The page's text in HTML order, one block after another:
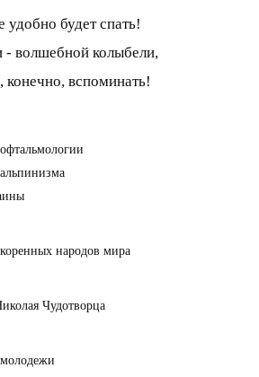
удобно будет спать!
- волшебной колыбели,
вспоминать!
народов мира
Чудотворца